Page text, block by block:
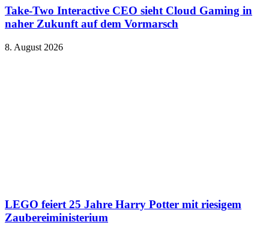
Take-Two Interactive CEO sieht Cloud Gaming in
naher Zukunft auf dem Vormarsch
8. August 2026
LEGO feiert 25 Jahre Harry Potter mit riesigem
Zaubereiministerium